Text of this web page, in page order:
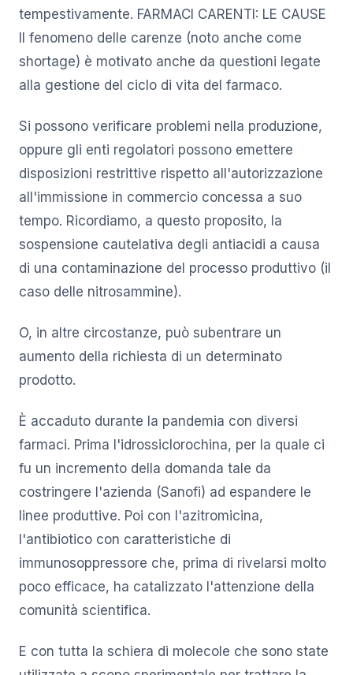
tempestivamente. FARMACI CARENTI: LE CAUSE
Il fenomeno delle carenze (noto anche come
shortage) è motivato anche da questioni legate
alla gestione del ciclo di vita del farmaco.
Si possono verificare problemi nella produzione,
oppure gli enti regolatori possono emettere
disposizioni restrittive rispetto all'autorizzazione
all'immissione in commercio concessa a suo
tempo. Ricordiamo, a questo proposito, la
sospensione cautelativa degli antiacidi a causa
di una contaminazione del processo produttivo (il
caso delle nitrosammine).
O, in altre circostanze, può subentrare un
aumento della richiesta di un determinato
prodotto.
È accaduto durante la pandemia con diversi
farmaci. Prima l'idrossiclorochina, per la quale ci
fu un incremento della domanda tale da
costringere l'azienda (Sanofi) ad espandere le
linee produttive. Poi con l'azitromicina,
l'antibiotico con caratteristiche di
immunosoppressore che, prima di rivelarsi molto
poco efficace, ha catalizzato l'attenzione della
comunità scientifica.
E con tutta la schiera di molecole che sono state